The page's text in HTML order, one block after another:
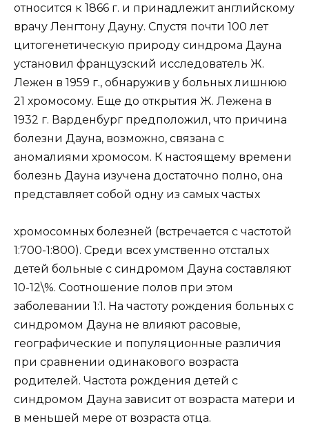
относится к 1866 г. и принадлежит английскому
врачу Ленгтону Дауну. Спустя почти 100 лет
цитогенетическую природу синдрома Дауна
установил французский исследователь Ж.
Лежен в 1959 г., обнаружив у больных лишнюю
21 хромосому. Еще до открытия Ж. Лежена в
1932 г. Варденбург предположил, что причина
болезни Дауна, возможно, связана с
аномалиями хромосом. К настоящему времени
болезнь Дауна изучена достаточно полно, она
представляет собой одну из самых частых
хромосомных болезней (встречается с частотой
1:700-1:800). Среди всех умственно отсталых
детей больные с синдромом Дауна составляют
10-12\%. Соотношение полов при этом
заболевании 1:1. На частоту рождения больных с
синдромом Дауна не влияют расовые,
географические и популяционные различия
при сравнении одинакового возраста
родителей. Частота рождения детей с
синдромом Дауна зависит от возраста матери и
в меньшей мере от возраста отца.